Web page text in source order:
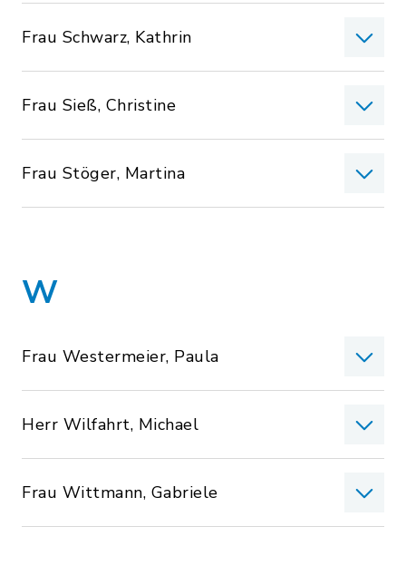
Frau Schwarz, Kathrin
Frau Sieß, Christine
Frau Stöger, Martina
W
Frau Westermeier, Paula
Herr Wilfahrt, Michael
Frau Wittmann, Gabriele